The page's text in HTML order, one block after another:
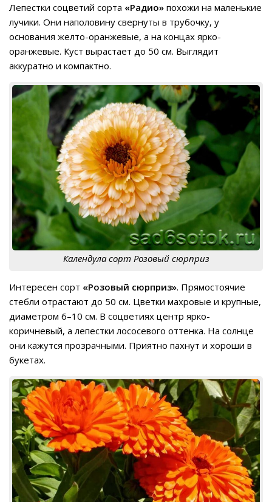
Лепестки соцветий сорта «Радио» похожи на маленькие
лучики. Они наполовину свернуты в трубочку, у
основания желто-оранжевые, а на концах ярко-
оранжевые. Куст вырастает до 50 см. Выглядит
аккуратно и компактно.
Календула сорт Розовый сюрприз
Интересен сорт «Розовый сюрприз». Прямостоячие
стебли отрастают до 50 см. Цветки махровые и крупные,
диаметром 6–10 см. В соцветиях центр ярко-
коричневый, а лепестки лососевого оттенка. На солнце
они кажутся прозрачными. Приятно пахнут и хороши в
букетах.